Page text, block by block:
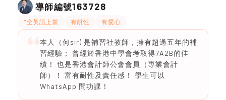
導師編號163728
*全英語上堂 有耐性 有愛心
本人（何sir) 是補習社教師，擁有超過五年的補
習經驗； 曾經於香港中學會考取得7A2B的佳
績！ 也是香港會計師公會會員（專業會計
師）！ 富有耐性及責任感！ 學生可以
WhatsApp 問功課！